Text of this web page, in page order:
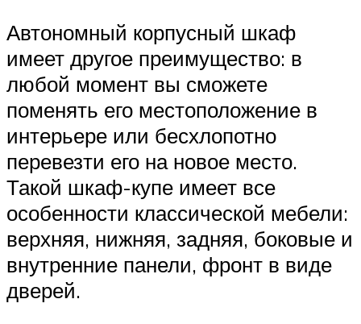
Автономный корпусный шкаф
имеет другое преимущество: в
любой момент вы сможете
поменять его местоположение в
интерьере или бесхлопотно
перевезти его на новое место.
Такой шкаф-купе имеет все
особенности классической мебели:
верхняя, нижняя, задняя, боковые и
внутренние панели, фронт в виде
дверей.